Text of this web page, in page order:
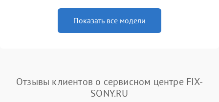
Показать все модели
Отзывы клиентов о сервисном центре FIX-
SONY.RU